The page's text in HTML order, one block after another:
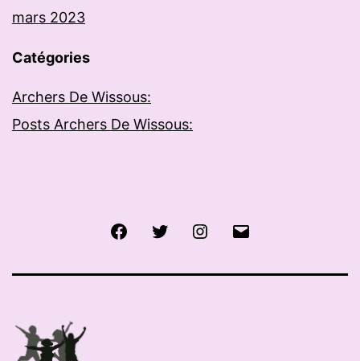
mars 2023
Catégories
Archers De Wissous:
Posts Archers De Wissous:
FacebookTwitter Instagram